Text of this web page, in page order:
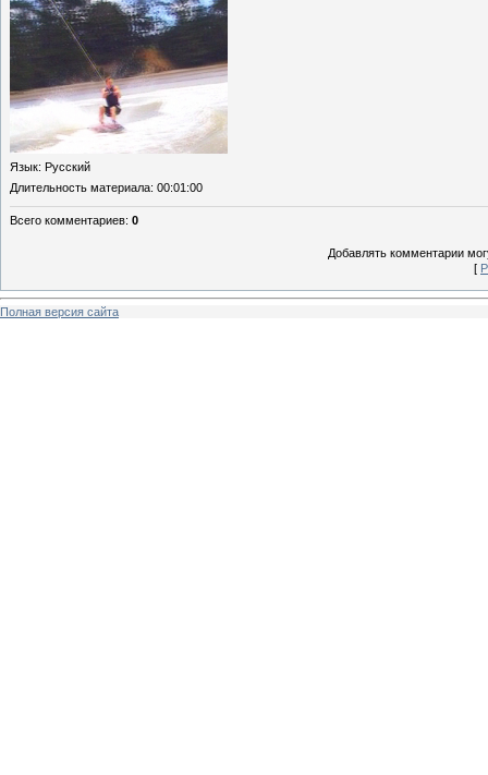
Язык: Русский
Длительность материала: 00:01:00
Всего комментариев: 0
Добавлять комментарии
[
Полная версия сайта